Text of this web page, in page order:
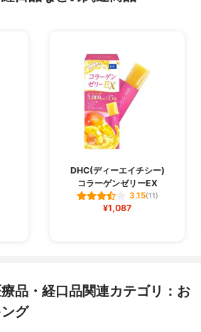
DHC(ディーエイチシー)
コラーゲンゼリーEX
3.15(11)
¥1,087
品・経口品関連カテゴリ：お
グ